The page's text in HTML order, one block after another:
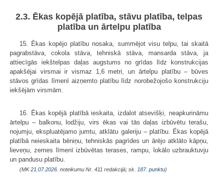
2.3. Ēkas kopējā platība, stāvu platība, telpas
platība un ārtelpu platība
15. Ēkas kopējo platību nosaka, summējot visu telpu, tai skaitā
pagrabstāva, cokola stāva, tehniskā stāva, mansarda stāva, ja
attiecīgās iekštelpas daļas augstums no grīdas līdz konstrukcijas
apakšējai virsmai ir vismaz 1,6 metri, un ārtelpu platību – būves
stāvos grīdas līmenī aizņemto platību līdz norobežojošo konstrukciju
iekšējām virsmām.
16. Ēkas kopējā platībā ieskaita, izdalot atsevišķi, neapkurināmu
ārtelpu – balkonu, lodžiju, virs ēkas vai tās daļas izbūvētu terašu,
nojumju, ekspluatējamo jumtu, atklātu galeriju – platību. Ēkas kopējā
platībā neieskaita bēniņu, tehniskās pagrīdes un ārējo atklāto kāpņu,
lieveņu, zemes līmenī izbūvētas terases, rampu, lokālo uzbrauktuvju
un pandusu platību.
(MK21.07.2026. noteikumu Nr. 411 redakcijā; sk. 187. punktu)